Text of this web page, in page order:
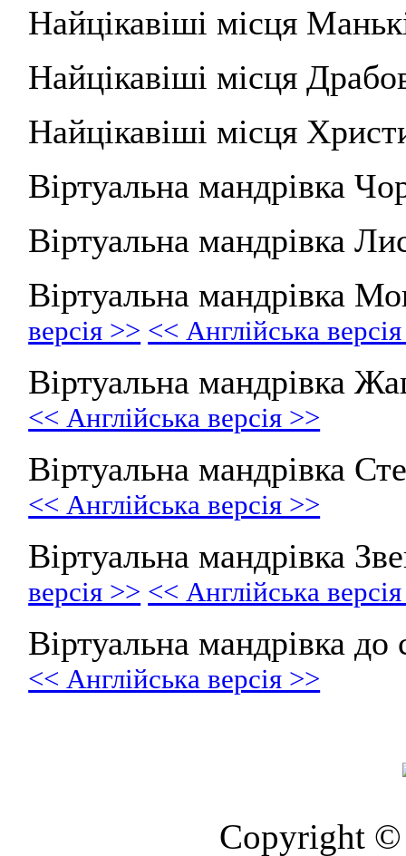
Найцікавіші місця
Найцікавіші місця
Найцікавіші місця
Віртуальна мандрівка
Віртуальна мандрівка
Віртуальна мандрівка
версія >> << Англійська
Віртуальна мандрівка
<< Англійська версія >>
Віртуальна мандрівка
<< Англійська версія >>
Віртуальна мандрівка
версія >> << Англійська
Віртуальна мандрівка до
<< Англійська версія >>
Copyright ©